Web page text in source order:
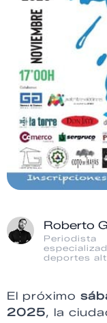
Roberto
Periodista
deportes
El próximo
2025, la